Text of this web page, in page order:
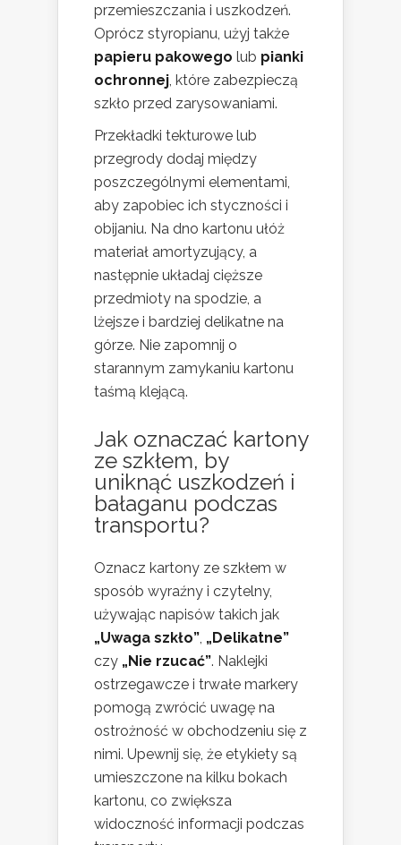
przemieszczania i uszkodzeń.
Oprócz styropianu, użyj także
papieru pakowego lub pianki
ochronnej , które zabezpieczą
szkło przed zarysowaniami.
Przekładki tekturowe lub
przegrody dodaj między
poszczególnymi elementami,
aby zapobiec ich styczności i
obijaniu. Na dno kartonu ułóż
materiał amortyzujący, a
następnie układaj cięższe
przedmioty na spodzie, a
lżejsze i bardziej delikatne na
górze. Nie zapomnij o
starannym zamykaniu kartonu
taśmą klejącą.
Jak oznaczać kartony
ze szkłem, by
uniknąć uszkodzeń i
bałaganu podczas
transportu?
Oznacz kartony ze szkłem w
sposób wyraźny i czytelny,
używając napisów takich jak
„Uwaga szkło” „Delikatne”
czy „Nie rzucać”. Naklejki
ostrzegawcze i trwałe markery
pomogą zwrócić uwagę na
ostrożność w obchodzeniu się z
nimi. Upewnij się, że etykiety są
umieszczone na kilku bokach
kartonu, co zwiększa
widoczność informacji podczas